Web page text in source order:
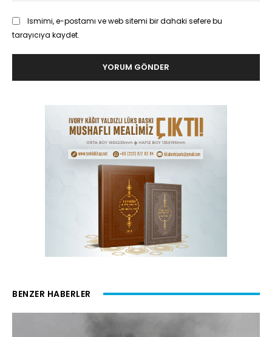
Ismimi, e-postamı ve web sitemi bir dahaki sefere bu
tarayıcıya kaydet.
BENZER HABERLER